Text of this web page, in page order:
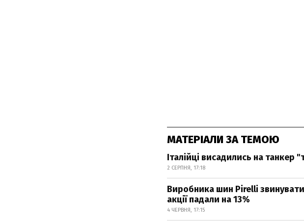
МАТЕРІАЛИ ЗА ТЕМОЮ
Італійці висадились на
2 СЕРПНЯ, 17:18
Виробника шин Pirelli
акції падали на 13%
4 ЧЕРВНЯ, 17:15